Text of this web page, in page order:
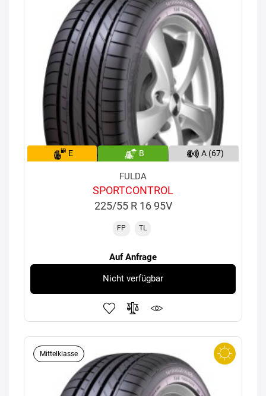
E B A (67)
FULDA
SPORTCONTROL
225/55 R 16 95V
FP TL
Auf Anfrage
Nicht verfügbar
Mittelklasse